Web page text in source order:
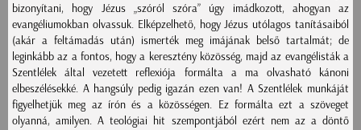
bizonyítani, hogy Jézus „szóról szóra” úgy imádkozott, ahogyan az
evangéliumokban olvassuk. Elképzelhető, hogy Jézus utólagos tanításaiból
(akár a feltámadás után) ismerték meg imájának belső tartalmát; de
leginkább az a fontos, hogy a keresztény közösség, majd az evangélisták a
Szentlélek által vezetett reflexiója formálta a ma olvasható kánoni
elbeszélésekké. A hangsúly pedig igazán ezen van! A Szentlélek munkáját
figyelhetjük meg az írón és a közösségen. Ez formálta ezt a szöveget
olyanná, amilyen. A teológiai hit szempontjából ezért nem az a döntő